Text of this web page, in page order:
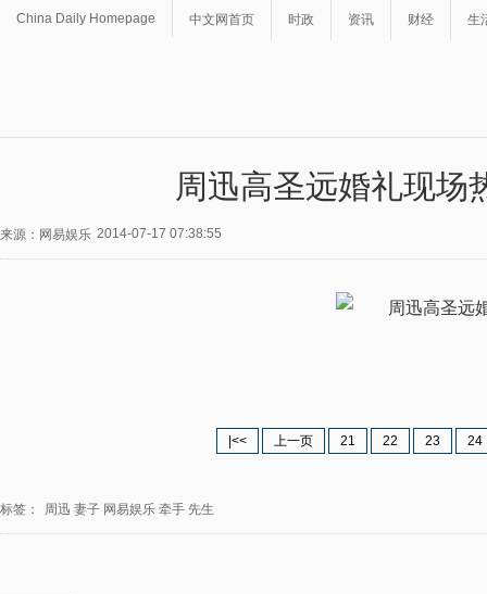
China Daily Homepage 中文网首页 时政 资讯 财经 生
周迅高圣远婚礼现场
来源：网易娱乐 2014-07-17 07:38:55
|<< 上一页 21 22 23 24
标签： 周迅 妻子 网易娱乐 牵手 先生